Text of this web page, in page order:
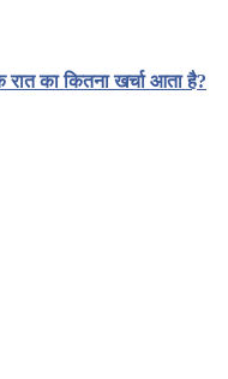
का कितना खर्चा आता है?